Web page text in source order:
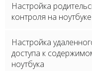
Настройка
контроля на ноутбуке
Настройка
доступа к
ноутбука